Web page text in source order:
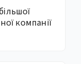
компанії